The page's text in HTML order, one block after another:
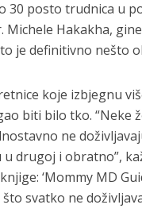
30 posto trudnica u
Michele Hakakha,
to je definitivno
koje izbjegnu
biti bilo tko. “Neke
ne
drugoj i obratno”,
‘Mommy MD
svatko ne